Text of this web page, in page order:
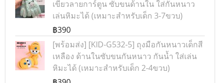
เขียวลายการ์ตูน ซับขนด้านใน ใส่กันหนาว
เล่นหิมะได้ (เหมาะสำหรับเด็ก 3-7ขวบ)
฿390
[พร้อมส่ง] [KID-G532-5] ถุงมือกันหนาวเด็กสี
เหลือง ด้านในซับขนกันหนาว กันน้ำ ใส่เล่น
หิมะได้ (เหมาะสำหรับเด็ก 2-4ขวบ)